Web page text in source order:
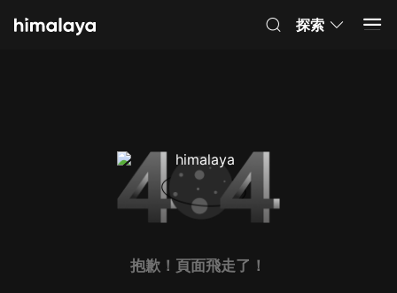
探索
抱歉！頁面飛走了！